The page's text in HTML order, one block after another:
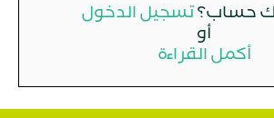
حساب؟ تسجيل الدخول
أو
أكمل القراءة